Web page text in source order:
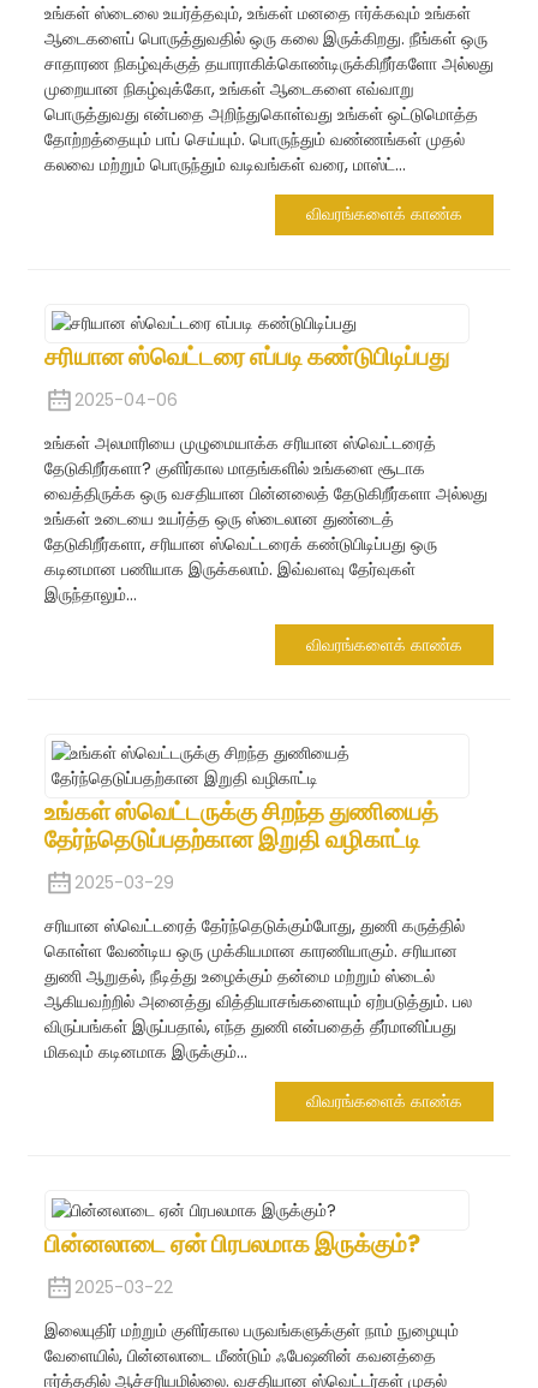
உங்கள் ஸ்டைலை உயர்த்தவும், உங்கள் மனதை ஈர்க்கவும் உங்கள்
ஆடைகளைப் பொருத்துவதில் ஒரு கலை இருக்கிறது. நீங்கள் ஒரு
சாதாரண நிகழ்வுக்குத் தயாராகிக்கொண்டிருக்கிறீர்களோ அல்லது
முறையான நிகழ்வுக்கோ, உங்கள் ஆடைகளை எவ்வாறு
பொருத்துவது என்பதை அறிந்துகொள்வது உங்கள் ஒட்டுமொத்த
தோற்றத்தையும் பாப் செய்யும். பொருந்தும் வண்ணங்கள் முதல்
கலவை மற்றும் பொருந்தும் வடிவங்கள் வரை, மாஸ்ட்...
விவரங்களைக் காண்க
சரியான ஸ்வெட்டரை எப்படி கண்டுபிடிப்பது
2025-04-06
உங்கள் அலமாரியை முழுமையாக்க சரியான ஸ்வெட்டரைத்
தேடுகிறீர்களா? குளிர்கால மாதங்களில் உங்களை சூடாக
வைத்திருக்க ஒரு வசதியான பின்னலைத் தேடுகிறீர்களா அல்லது
உங்கள் உடையை உயர்த்த ஒரு ஸ்டைலான துண்டைத்
தேடுகிறீர்களா, சரியான ஸ்வெட்டரைக் கண்டுபிடிப்பது ஒரு
கடினமான பணியாக இருக்கலாம். இவ்வளவு தேர்வுகள்
இருந்தாலும்...
விவரங்களைக் காண்க
உங்கள் ஸ்வெட்டருக்கு சிறந்த துணியைத்
தேர்ந்தெடுப்பதற்கான இறுதி வழிகாட்டி
2025-03-29
சரியான ஸ்வெட்டரைத் தேர்ந்தெடுக்கும்போது, ​​துணி கருத்தில்
கொள்ள வேண்டிய ஒரு முக்கியமான காரணியாகும். சரியான
துணி ஆறுதல், நீடித்து உழைக்கும் தன்மை மற்றும் ஸ்டைல் ​​
ஆகியவற்றில் அனைத்து வித்தியாசங்களையும் ஏற்படுத்தும். பல
விருப்பங்கள் இருப்பதால், எந்த துணி என்பதைத் தீர்மானிப்பது
மிகவும் கடினமாக இருக்கும்...
விவரங்களைக் காண்க
பின்னலாடை ஏன் பிரபலமாக இருக்கும்?
2025-03-22
இலையுதிர் மற்றும் குளிர்கால பருவங்களுக்குள் நாம் நுழையும்
வேளையில், பின்னலாடை மீண்டும் ஃபேஷனின் கவனத்தை
ஈர்த்ததில் ஆச்சரியமில்லை. வசதியான ஸ்வெட்டர்கள் முதல்